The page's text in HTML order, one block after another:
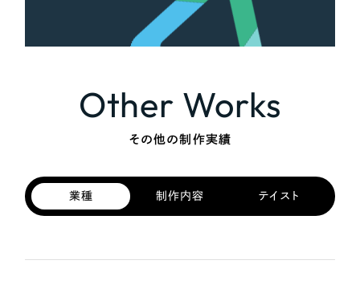
Other Works
その他の制作実績
業種 制作内容 テイスト